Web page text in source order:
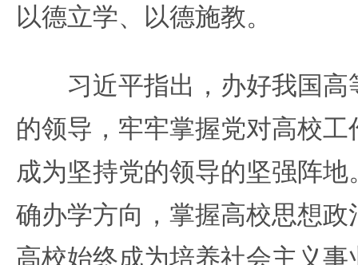
以德立学、以德施教。
习近平指出，办好我国高
的领导，牢牢掌握党对高校
成为坚持党的领导的坚强阵
确办学方向，掌握高校思想
高校始终成为培养社会主义